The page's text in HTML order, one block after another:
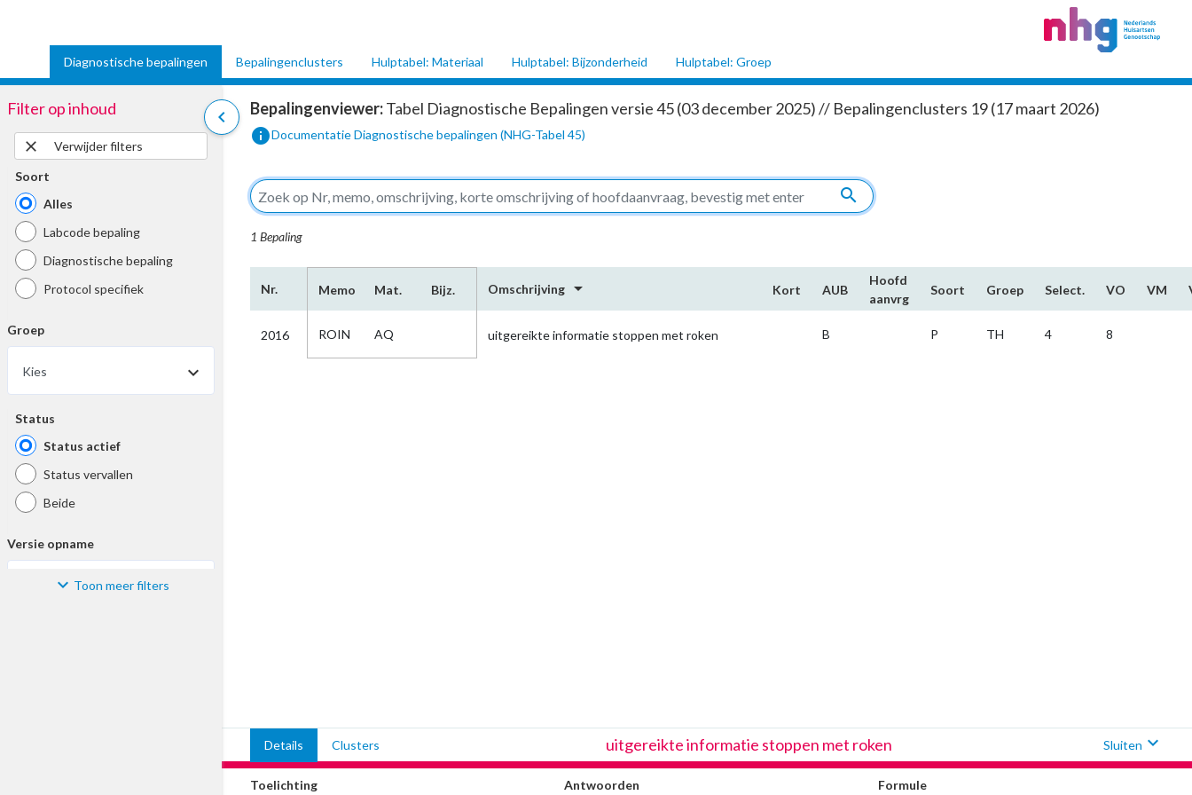
Diagnostische bepalingen Bepalingenclusters Hulptabel: Materiaal Hulptabel: Bijzonderheid Hulptabel: Groep
chevron_left
Filter op inhoud
close
Verwijder filters
Soort
Alles
Labcode bepaling
Diagnostische bepaling
Protocol specifiek
Groep
Kies
Status
Status actief
Status vervallen
Beide
Versie opname
Toon meer filters
Bepalingenviewer:Tabel Diagnostische Bepalingen versie 45 (03 december 2025) // Bepalingenclusters 19 (17 maart 2026)
infoDocumentatie Diagnostische bepalingen (NHG-Tabel 45)
search
1 Bepaling
Nr. Memo Mat. Bijz. Omschrijving arrow_drop_down Kort AUB
Hoofd​
aanvrg
Soort Groep Select. VO VM
2016 ROIN AQ uitgereikte informatie stoppen met roken B P TH 4 8
Details Clusters uitgereikte informatie stoppen met roken Sluiten expand_more
Toelichting Antwoorden Formule